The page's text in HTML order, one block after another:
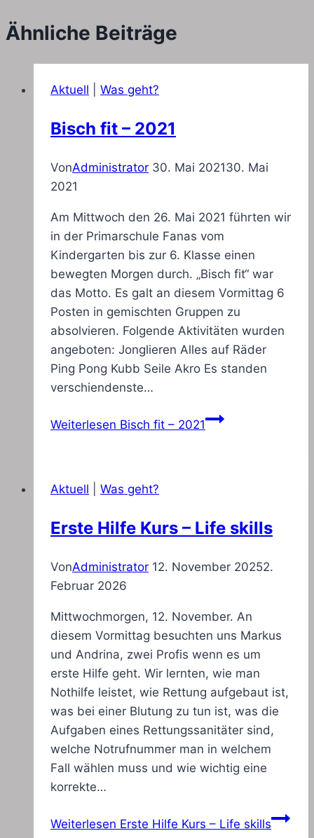
Ähnliche Beiträge
Aktuell Was geht?
Bisch fit – 2021
VonAdministrator 30. Mai 202130. Mai
2021
Am Mittwoch den 26. Mai 2021 führten wir
in der Primarschule Fanas vom
Kindergarten bis zur 6. Klasse einen
bewegten Morgen durch. „Bisch fit“ war
das Motto. Es galt an diesem Vormittag 6
Posten in gemischten Gruppen zu
absolvieren. Folgende Aktivitäten wurden
angeboten: Jonglieren Alles auf Räder
Ping Pong Kubb Seile Akro Es standen
verschiendenste…
Weiterlesen Bisch fit – 2021
Aktuell Was geht?
Erste Hilfe Kurs – Life skills
VonAdministrator 12. November 20252.
Februar 2026
Mittwochmorgen, 12. November. An
diesem Vormittag besuchten uns Markus
und Andrina, zwei Profis wenn es um
erste Hilfe geht. Wir lernten, wie man
Nothilfe leistet, wie Rettung aufgebaut ist,
was bei einer Blutung zu tun ist, was die
Aufgaben eines Rettungssanitäter sind,
welche Notrufnummer man in welchem
Fall wählen muss und wie wichtig eine
korrekte…
Weiterlesen Erste Hilfe Kurs – Life skills